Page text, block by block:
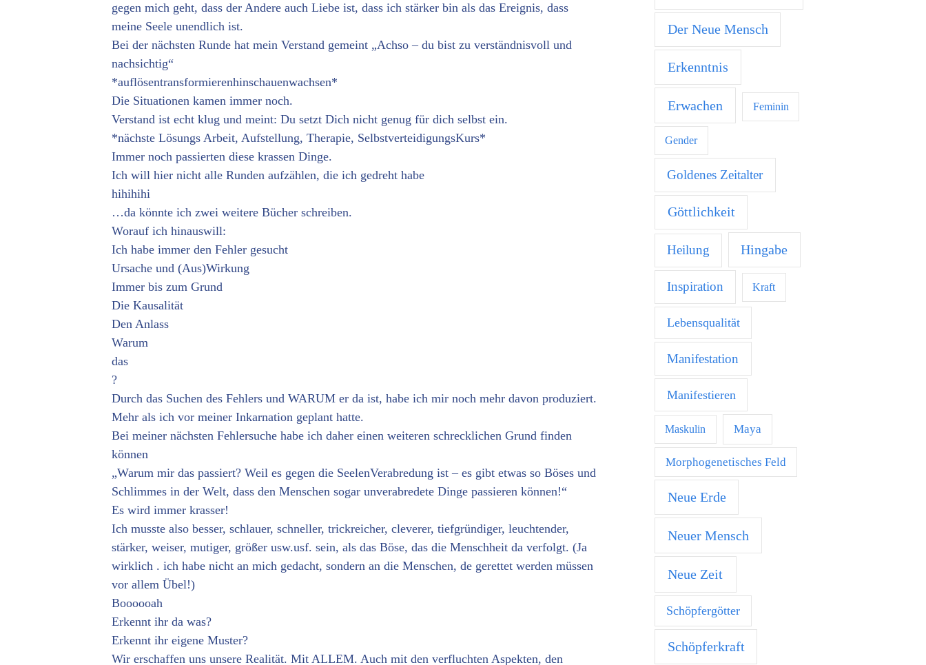
gegen mich geht, dass der Andere auch Liebe ist, dass ich stärker bin als das Ereignis, dass
meine Seele unendlich ist.
Bei der nächsten Runde hat mein Verstand gemeint „Achso – du bist zu verständnisvoll und
nachsichtig“
*auflösentransformierenhinschauenwachsen*
Die Situationen kamen immer noch.
Verstand ist echt klug und meint: Du setzt Dich nicht genug für dich selbst ein.
*nächste Lösungs Arbeit, Aufstellung, Therapie, SelbstverteidigungsKurs*
Immer noch passierten diese krassen Dinge.
Ich will hier nicht alle Runden aufzählen, die ich gedreht habe
hihihihi
…da könnte ich zwei weitere Bücher schreiben.
Worauf ich hinauswill:
Ich habe immer den Fehler gesucht
Ursache und (Aus)Wirkung
Immer bis zum Grund
Die Kausalität
Den Anlass
Warum
das
?
Durch das Suchen des Fehlers und WARUM er da ist, habe ich mir noch mehr davon produziert.
Mehr als ich vor meiner Inkarnation geplant hatte.
Bei meiner nächsten Fehlersuche habe ich daher einen weiteren schrecklichen Grund finden
können
„Warum mir das passiert? Weil es gegen die SeelenVerabredung ist – es gibt etwas so Böses und
Schlimmes in der Welt, dass den Menschen sogar unverabredete Dinge passieren können!“
Es wird immer krasser!
Ich musste also besser, schlauer, schneller, trickreicher, cleverer, tiefgründiger, leuchtender,
stärker, weiser, mutiger, größer usw.usf. sein, als das Böse, das die Menschheit da verfolgt. (Ja
wirklich . ich habe nicht an mich gedacht, sondern an die Menschen, de gerettet werden müssen
vor allem Übel!)
Boooooah
Erkennt ihr da was?
Erkennt ihr eigene Muster?
Wir erschaffen uns unsere Realität. Mit ALLEM. Auch mit den verfluchten Aspekten, den
Der Neue Mensch
Erkenntnis
Erwachen Feminin
Gender
Goldenes Zeitalter
Göttlichkeit
Heilung Hingabe
Inspiration Kraft
Lebensqualität
Manifestation
Manifestieren
Maskulin Maya
Morphogenetisches Feld
Neue Erde
Neuer Mensch
Neue Zeit
Schöpfergötter
Schöpferkraft